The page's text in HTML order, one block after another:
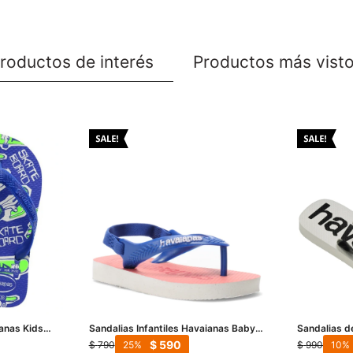
de interés Productos más
Kids
Sandalias Infantiles Havaianas Baby
Logomania - Blanco - Azul
$ 790 $ 590
25
Sandalias
Logomania
$ 990 10